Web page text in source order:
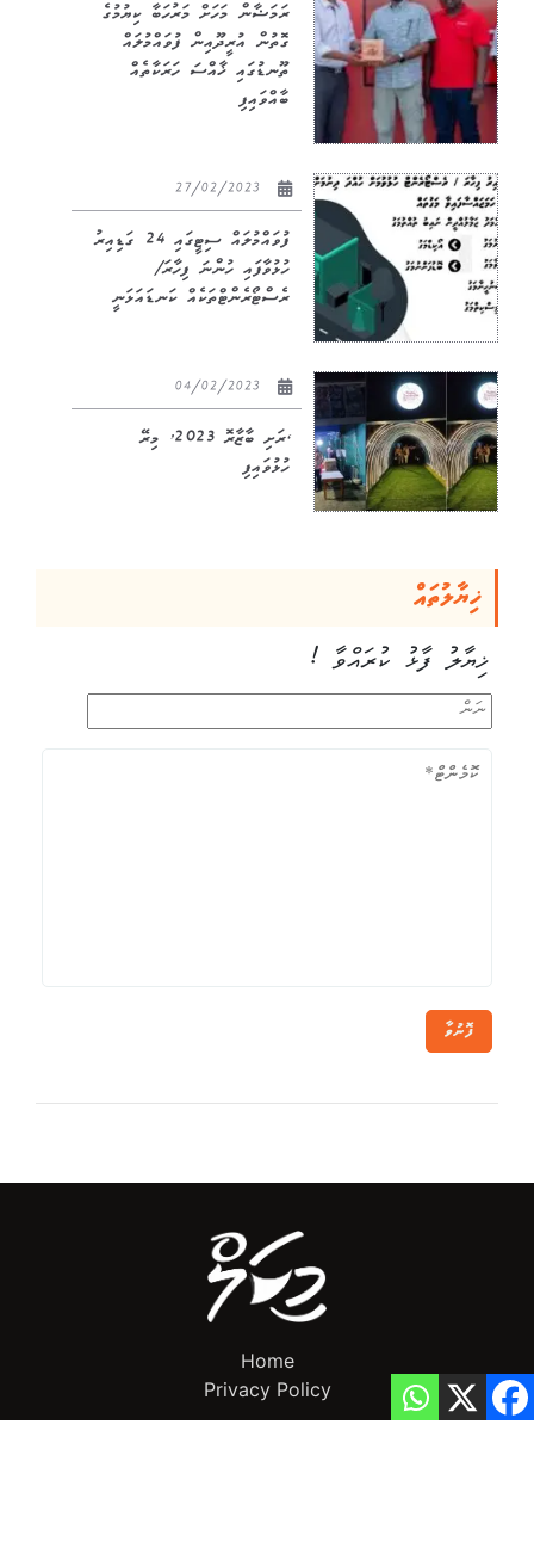
ރަމަޟާން މަހަށް މަރުހަބާ ކިޔުމުގެ
ގޮތުން އުރީދޫއިން ފުވައްމުލައް
ތޫނޑުގައި ޚާއްސަ ހަރަކާތެއް
ބާއްވައިފި
ފުވައްމުލައް ސިޓީގައި 24 ގަޑިއިރު
ހުޅުވާފައި ހުންނަ ފިހާރަ/
ރެސްޓޯރެންޓްތަކެއް ކަނޑައަޅަނީ
‘ރަށި ބާޒާރޮ 2023’ މިރޭ
ހުޅުވައިފި
ޚިޔާލުތައް
ޚިޔާލު ފާޅު ކުރައްވާ !
ފޮނުވާ
Home
Privacy Policy